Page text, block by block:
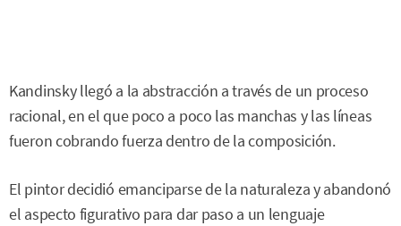
Kandinsky llegó a la abstracción a través de un proceso
racional, en el que poco a poco las manchas y las líneas
fueron cobrando fuerza dentro de la composición.
El pintor decidió emanciparse de la naturaleza y abandonó
el aspecto figurativo para dar paso a un lenguaje